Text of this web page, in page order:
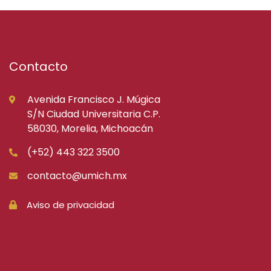
Contacto
Avenida Francisco J. Múgica
S/N Ciudad Universitaria C.P.
58030, Morelia, Michoacán
(+52) 443 322 3500
contacto@umich.mx
Aviso de privacidad